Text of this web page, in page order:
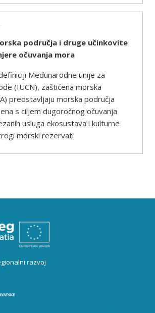
područja i druge učinkovite
očuvanja mora
Međunarodne unije za
(IUCN), zaštićena morska
predstavljaju morska područja
s ciljem dugoročnog očuvanja
usluga ekosustava i kulturne
morski rezervati
razvoj